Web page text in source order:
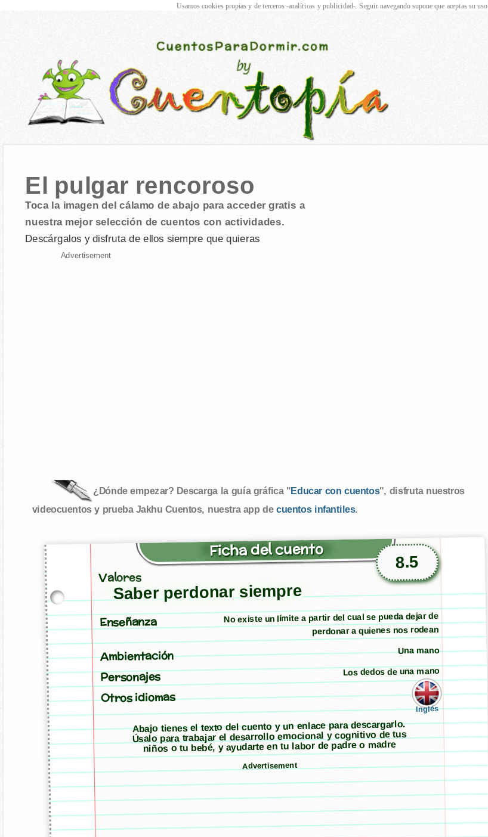
El pulgar rencoroso
Toca la imagen del cálamo de abajo para acceder gratis a
nuestra mejor selección de cuentos con actividades.
Descárgalos y disfruta de ellos siempre que quieras
Advertisement
¿Dónde empezar? Descarga la guía gráfica "Educar con cuentos", disfruta nuestros
videocuentos y prueba Jakhu Cuentos, nuestra app decuentos infantiles.
Ficha del cuento
8.5
Valores
Saber perdonar siempre
Enseñanza No existe un límite a partir del cual se pueda dejar de
perdonar a quienes nos rodean
Ambientación Una mano
Personajes Los dedos de una mano
Otros idiomas
Inglés
Abajo tienes el texto del cuento y un enlace para descargarlo.
Úsalo para trabajar el desarrollo emocional y cognitivo de tus
niños o tu bebé, y ayudarte en tu labor de padre o madre
Advertisement
Usamos cookies propias y de terceros -analíticas y publicidad-. Seguir navegando supone que aceptas su uso